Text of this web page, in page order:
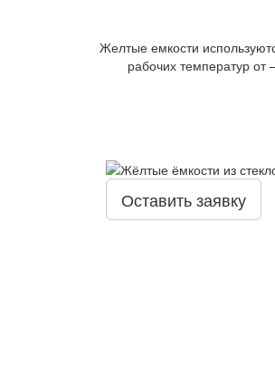
Желтые емкости
рабочих температур
Оставить заявку